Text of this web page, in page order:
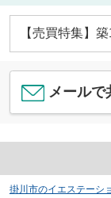
【売買特集】
メールで
掛川市のイエステーシ